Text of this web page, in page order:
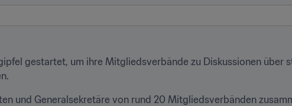
gestartet, um ihre Mitgliedsverbände zu Diskussionen über
und Generalsekretäre von rund 20 Mitgliedsverbänden